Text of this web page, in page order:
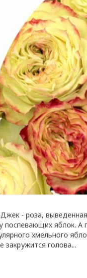
- роза,
поспевающих яблок. А
хмельного
закружится голова...